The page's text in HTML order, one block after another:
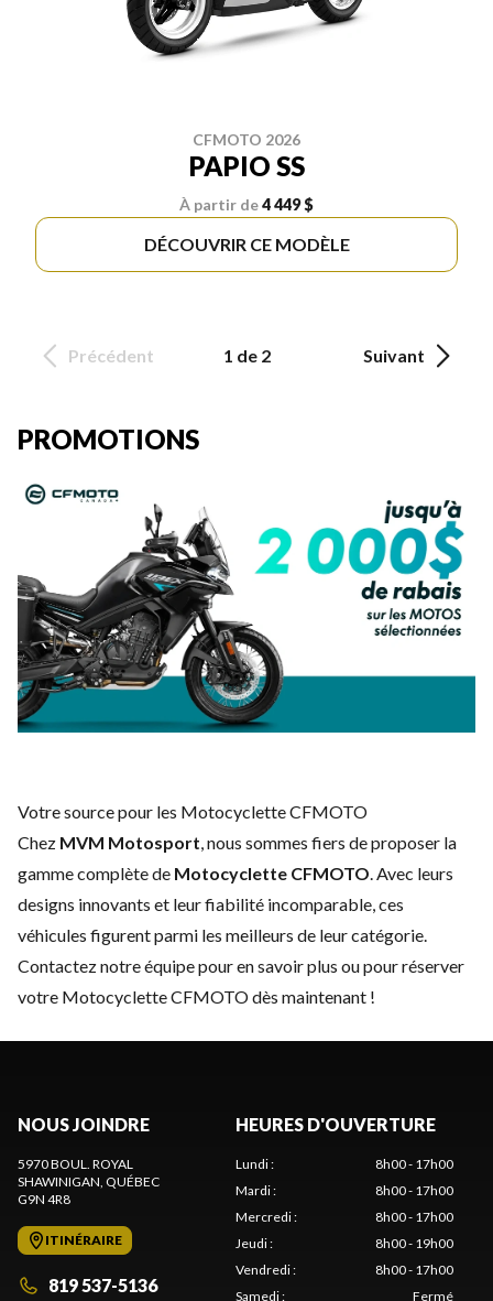
CFMOTO 2026
PAPIO SS
À partir de4 449 $
DÉCOUVRIR CE MODÈLE
Précédent 1 de 2 Suivant
PROMOTIONS
Votre source pour les Motocyclette CFMOTO
Chez MVM Motosport, nous sommes fiers de proposer la
gamme complète de Motocyclette CFMOTO. Avec leurs
designs innovants et leur fiabilité incomparable, ces
véhicules figurent parmi les meilleurs de leur catégorie.
Contactez notre équipepour en savoir plus ou pour réserver
votre Motocyclette CFMOTO dès maintenant !
NOUS JOINDRE
5970 BOUL. ROYAL
SHAWINIGAN, QUÉBEC
G9N 4R8
ITINÉRAIRE
819 537-5136
HEURES D'OUVERTURE
Lundi:
8h00 - 17h00
Mardi:
8h00 - 17h00
Mercredi:
8h00 - 17h00
Jeudi:
8h00 - 19h00
Vendredi:
8h00 - 17h00
Samedi: Fermé